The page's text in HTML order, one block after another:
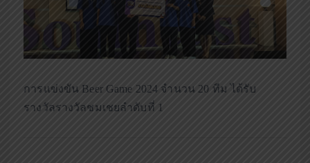
การแข่งขัน Beer Game 2024 จำนวน 20 ทีม ได้รับ
รางวัลรางวัลชมเชยลำดับที่ 1